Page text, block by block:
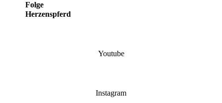
Folge
Herzenspferd
Youtube
Instagram